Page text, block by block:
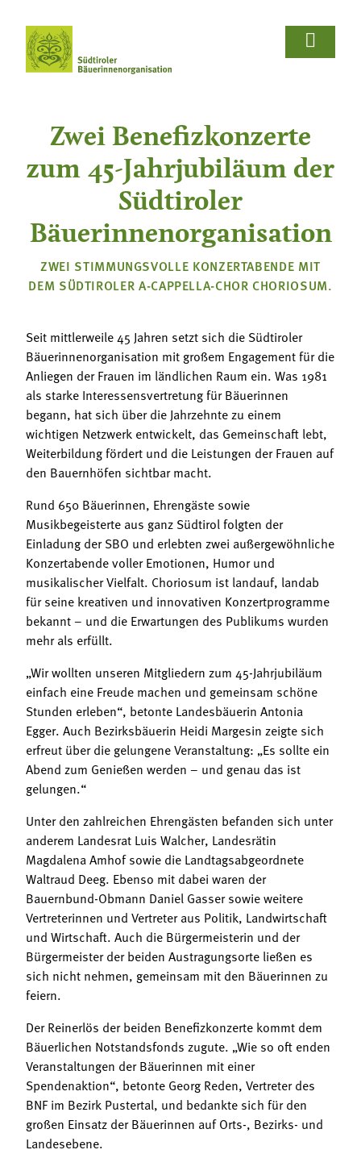


Bäuerin des Jahres
Landesbäuerinnenrat
Sozialgenossenschaft "Mit Bäuerinnen lernen -
Berichte und Aktuelles
Termine
Mitgliedschaft
Landessekretariat
Für Bäuerinnen

Aus- und Weiterbildung
Reiseangebote
Lebensberatung
Von Bäuerinnen

Bastelanleitungen
Gartentipps

Aus.unserer.Hand-Bäuerinnen

Aus.unserer.Hand-Bäuerinnen

Schulprojekte

Koch- & Backkurse

Handarbeits- & Dekorationskurse

Handarbeits- & Dekorationskurse

Hof- & Gartenführungen
Produktpräsentationen & Verkostungen

Produktpräsentationen & Verkostungen
Bäuerliche Buffets

Hofgeschichten

Zwei Benefizkonzerte
zum 45-Jahrjubiläum der
Südtiroler
Bäuerinnenorganisation
ZWEI STIMMUNGSVOLLE KONZERTABENDE MIT
DEM SÜDTIROLER A-CAPPELLA-CHOR CHORIOSUM.
Seit mittlerweile 45 Jahren setzt sich die Südtiroler
Bäuerinnenorganisation mit großem Engagement für die
Anliegen der Frauen im ländlichen Raum ein. Was 1981
als starke Interessensvertretung für Bäuerinnen
begann, hat sich über die Jahrzehnte zu einem
wichtigen Netzwerk entwickelt, das Gemeinschaft lebt,
Weiterbildung fördert und die Leistungen der Frauen auf
den Bauernhöfen sichtbar macht.
Rund 650 Bäuerinnen, Ehrengäste sowie
Musikbegeisterte aus ganz Südtirol folgten der
Einladung der SBO und erlebten zwei außergewöhnliche
Konzertabende voller Emotionen, Humor und
musikalischer Vielfalt. Choriosum ist landauf, landab
für seine kreativen und innovativen Konzertprogramme
bekannt – und die Erwartungen des Publikums wurden
mehr als erfüllt.
„Wir wollten unseren Mitgliedern zum 45-Jahrjubiläum
einfach eine Freude machen und gemeinsam schöne
Stunden erleben“, betonte Landesbäuerin Antonia
Egger. Auch Bezirksbäuerin Heidi Margesin zeigte sich
erfreut über die gelungene Veranstaltung: „Es sollte ein
Abend zum Genießen werden – und genau das ist
gelungen.“
Unter den zahlreichen Ehrengästen befanden sich unter
anderem Landesrat Luis Walcher, Landesrätin
Magdalena Amhof sowie die Landtagsabgeordnete
Waltraud Deeg. Ebenso mit dabei waren der
Bauernbund-Obmann Daniel Gasser sowie weitere
Vertreterinnen und Vertreter aus Politik, Landwirtschaft
und Wirtschaft. Auch die Bürgermeisterin und der
Bürgermeister der beiden Austragungsorte ließen es
sich nicht nehmen, gemeinsam mit den Bäuerinnen zu
feiern.
Der Reinerlös der beiden Benefizkonzerte kommt dem
Bäuerlichen Notstandsfonds zugute. „Wie so oft enden
Veranstaltungen der Bäuerinnen mit einer
Spendenaktion“, betonte Georg Reden, Vertreter des
BNF im Bezirk Pustertal, und bedankte sich für den
großen Einsatz der Bäuerinnen auf Orts-, Bezirks- und
Landesebene.